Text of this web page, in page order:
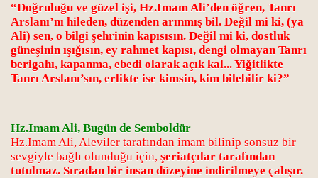
“Doğruluğu ve güzel işi, Hz.Imam Ali’den öğren, Tanrı
Arslanı’nı hileden, düzenden arınmış bil. Değil mi ki, (ya
Ali) sen, o bilgi şehrinin kapısısın. Değil mi ki, dostluk
güneşinin ışığısın, ey rahmet kapısı, dengi olmayan Tanrı
berigahı, kapanma, ebedi olarak açık kal... Yiğitlikte
Tanrı Arslanı’sın, erlikte ise kimsin, kim bilebilir ki?”
Hz.Imam Ali, Bugün de Semboldür
Hz.Imam Ali, Aleviler tarafından imam bilinip sonsuz bir
sevgiyle bağlı olunduğu için, şeriatçılar tarafından
tutulmaz. Sıradan bir insan düzeyine indirilmeye çalışır.